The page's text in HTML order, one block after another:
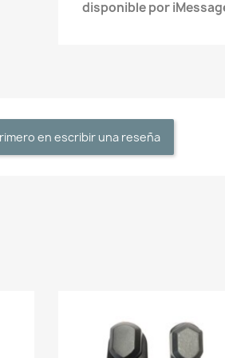
disponible por
en escribir una reseña